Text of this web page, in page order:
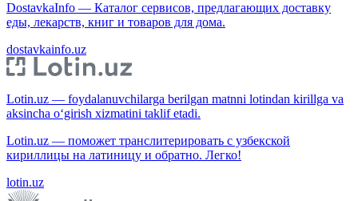
DostavkaInfo — Каталог сервисов, предлагающих доставку
еды, лекарств, книг и товаров для дома.
dostavkainfo.uz
Lotin.uz — foydalanuvchilarga berilgan matnni lotindan kirillga va
aksincha o‘girish xizmatini taklif etadi.
Lotin.uz — поможет транслитерировать с узбекской
кириллицы на латиницу и обратно. Легко!
lotin.uz